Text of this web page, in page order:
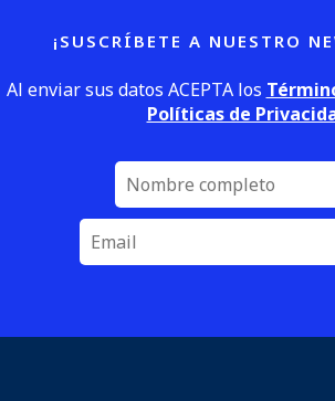
¡SUSCRÍBETE A NUESTRO
Al enviar sus datos ACEPTA los
Políticas de